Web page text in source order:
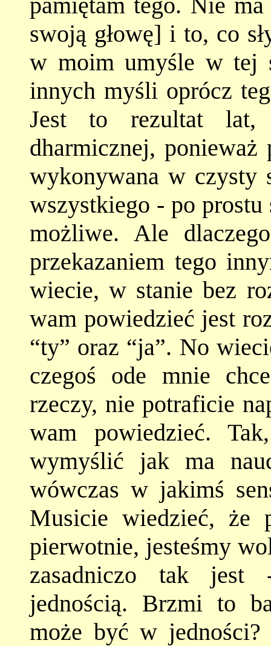
swoją głowę] i to, co
w moim umyśle w tej
innych myśli oprócz
Jest to rezultat lat,
dharmicznej, ponieważ
wykonywana w czysty
wszystkiego - po prostu
możliwe. Ale
przekazaniem tego
wiecie, w stanie bez
wam powiedzieć jest
“ty” oraz “ja”. No
czegoś ode mnie
rzeczy, nie potraficie
wam powiedzieć.
wymyślić jak ma
wówczas w jakimś
Musicie wiedzieć, że
pierwotnie, jesteśmy
zasadniczo tak jest
jednością. Brzmi to
może być w